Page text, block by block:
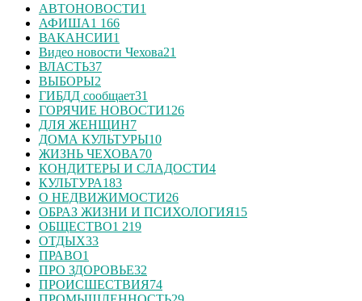
АВТОНОВОСТИ1
АФИША1 166
ВАКАНСИИ1
Видео новости Чехова21
ВЛАСТЬ37
ВЫБОРЫ2
ГИБДД сообщает31
ГОРЯЧИЕ НОВОСТИ126
ДЛЯ ЖЕНЩИН7
ДОМА КУЛЬТУРЫ10
ЖИЗНЬ ЧЕХОВА70
КОНДИТЕРЫ И СЛАДОСТИ4
КУЛЬТУРА183
О НЕДВИЖИМОСТИ26
ОБРАЗ ЖИЗНИ И ПСИХОЛОГИЯ15
ОБЩЕСТВО1 219
ОТДЫХ33
ПРАВО1
ПРО ЗДОРОВЬЕ32
ПРОИСШЕСТВИЯ74